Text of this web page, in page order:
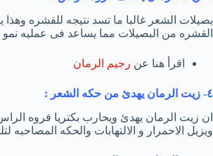
بصيلات الشعر غالبا ما تسد نتيجه للقشره
القشره من البصيلات مما يساعد فى عمليه نمو
اقرأ هنا عن رجيم الرمان
٤- زيت الرمان يهدئ من حكه الشعر :
ان زيت الرمان يهدئ ويحارب بكتريا فروه
ويزيل الاحمرار و الالتهابات والحكه المصاحبه